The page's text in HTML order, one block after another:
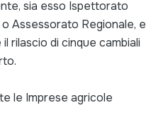
sia esso Ispettorato
Assessorato Regionale, e
rilascio di cinque cambiali
le Imprese agricole